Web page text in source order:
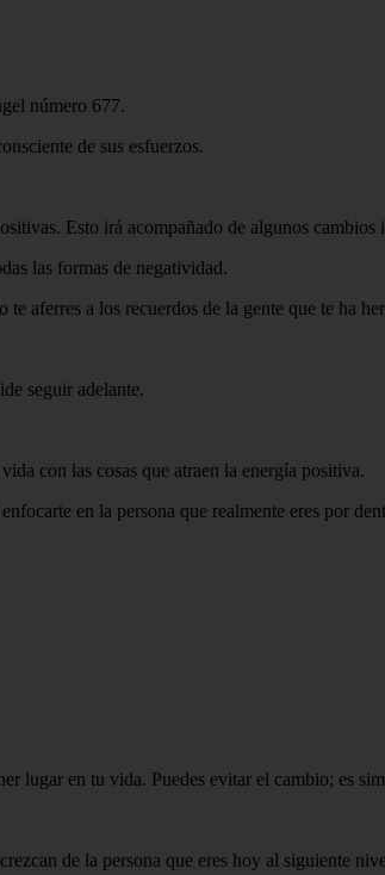
número 677.
de sus esfuerzos.
Esto irá acompañado de algunos
las formas de negatividad.
aferres a los recuerdos de la gente que te ha
seguir adelante.
con las cosas que atraen la energía positiva.
en la persona que realmente eres por
lugar en tu vida. Puedes evitar el cambio; es
de la persona que eres hoy al siguiente